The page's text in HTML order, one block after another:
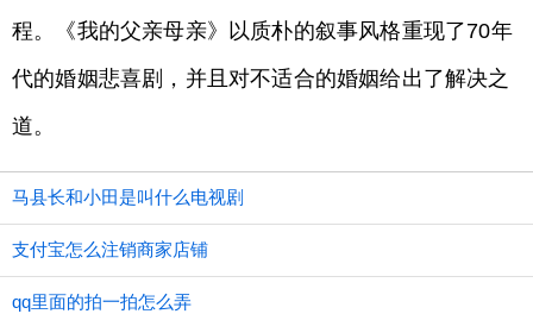
程。《我的父亲母亲》以质朴的叙事风格重现了70年
代的婚姻悲喜剧，并且对不适合的婚姻给出了解决之
道。
马县长和小田是叫什么电视剧
支付宝怎么注销商家店铺
qq里面的拍一拍怎么弄